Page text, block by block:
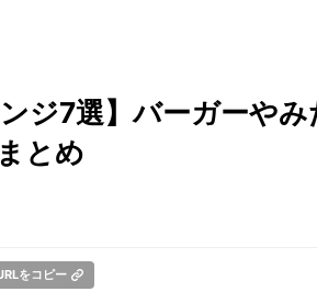
ジ7選】バーガーや
とめ
をコピー